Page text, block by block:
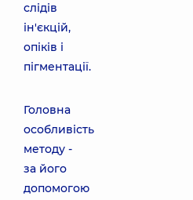
слідів
ін'єкцій,
опіків і
пігментації.
Головна
особливість
методу -
за його
допомогою